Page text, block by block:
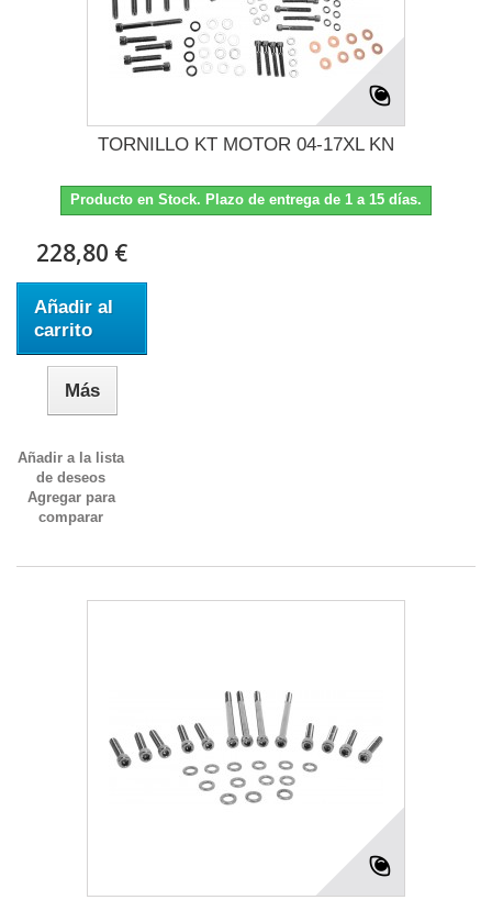
TORNILLO KT MOTOR 04-17XL KN
Producto en Stock. Plazo de entrega de 1 a 15 días.
228,80 €
Añadir al
carrito
Más
Añadir a la lista
de deseos
Agregar para
comparar